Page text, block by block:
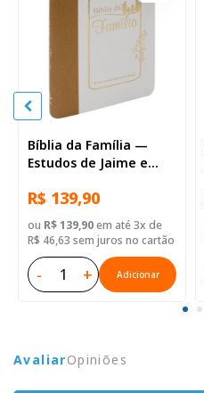
Bíblia da Família —
Estudos de Jaime e
Regular, com espaço
para anotação, com
mapa, Capa Couro
Sintético Branca
R$ 139,90
ou R$ 139,90em até 3x de
R$ 46,63 sem juros no cartão
- + Adicionar
AvaliarOpiniões